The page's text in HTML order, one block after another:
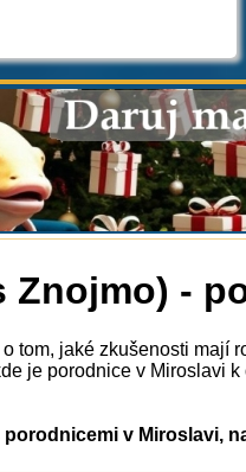
Znojmo) -
tom, jaké zkušenosti mají
je porodnice v Miroslavi
v Miroslavi,